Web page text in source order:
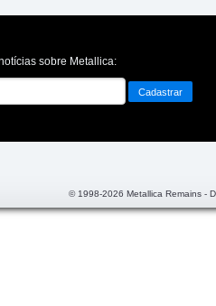
sobre Metallica:
© 1998-2026 Metallica Remains -